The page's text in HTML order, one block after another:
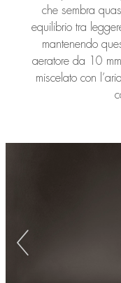
che sembra
equilibrio tra
mantenendo
aeratore da 10
miscelato con